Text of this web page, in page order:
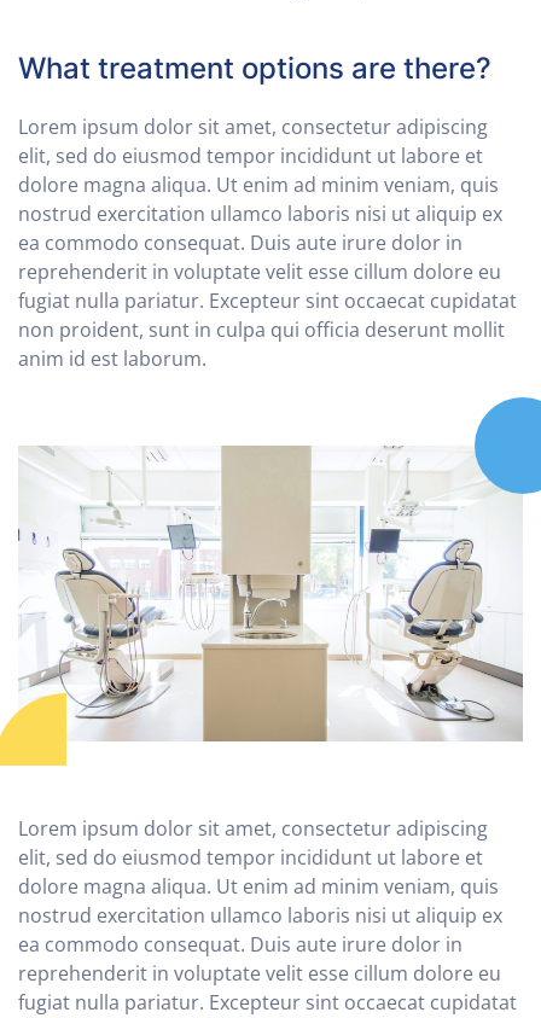
What treatment options are there?
Lorem ipsum dolor sit amet, consectetur adipiscing
elit, sed do eiusmod tempor incididunt ut labore et
dolore magna aliqua. Ut enim ad minim veniam, quis
nostrud exercitation ullamco laboris nisi ut aliquip ex
ea commodo consequat. Duis aute irure dolor in
reprehenderit in voluptate velit esse cillum dolore eu
fugiat nulla pariatur. Excepteur sint occaecat cupidatat
non proident, sunt in culpa qui officia deserunt mollit
anim id est laborum.
Lorem ipsum dolor sit amet, consectetur adipiscing
elit, sed do eiusmod tempor incididunt ut labore et
dolore magna aliqua. Ut enim ad minim veniam, quis
nostrud exercitation ullamco laboris nisi ut aliquip ex
ea commodo consequat. Duis aute irure dolor in
reprehenderit in voluptate velit esse cillum dolore eu
fugiat nulla pariatur. Excepteur sint occaecat cupidatat